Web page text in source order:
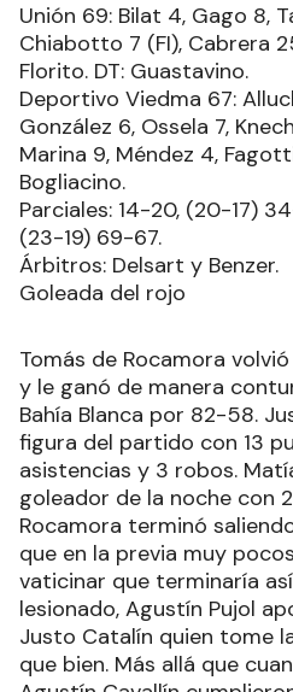
Unión 69: Bilat 4, Gago 8,
Chiabotto 7 (FI), Cabrera
Florito. DT: Guastavino.
Deportivo Viedma 67:
González 6, Ossela 7,
Marina 9, Méndez 4,
Bogliacino.
Parciales: 14-20, (20-17)
(23-19) 69-67.
Árbitros: Delsart y Benzer.
Goleada del rojo
Tomás de Rocamora
y le ganó de manera
Bahía Blanca por 82-58.
figura del partido con 13
asistencias y 3 robos.
goleador de la noche con
Rocamora terminó
que en la previa muy
vaticinar que terminaría
lesionado, Agustín Pujol
Justo Catalín quien tome
que bien. Más allá que